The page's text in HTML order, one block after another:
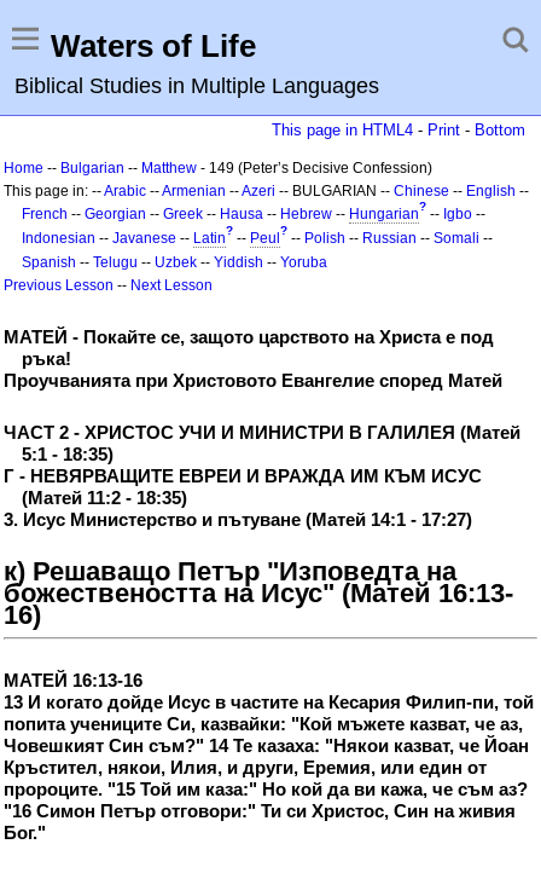
Waters of Life
Biblical Studies in Multiple Languages
This page in HTML4 - Print - Bottom
Home -- Bulgarian -- Matthew - 149 (Peter’s Decisive Confession)
This page in: --Arabic --Armenian --Azeri -- BULGARIAN -- Chinese -- English --
French -- Georgian -- Greek -- Hausa -- Hebrew -- Hungarian? -- Igbo --
Indonesian -- Javanese -- Latin? -- Peul ? -- Polish -- Russian -- Somali --
Spanish -- Telugu -- Uzbek -- Yiddish -- Yoruba
Previous Lesson -- Next Lesson
МАТЕЙ - Покайте се, защото царството на Христа е под
ръка!
Проучванията при Христовото Евангелие според Матей
ЧАСТ 2 - ХРИСТОС УЧИ И МИНИСТРИ В ГАЛИЛЕЯ (Матей
5:1 - 18:35)
Г - НЕВЯРВАЩИТЕ ЕВРЕИ И ВРАЖДА ИМ КЪМ ИСУС
(Матей 11:2 - 18:35)
3. Исус Министерство и пътуване (Матей 14:1 - 17:27)
к) Решаващо Петър "Изповедта на
божествеността на Исус" (Матей 16:13-
16)
МАТЕЙ 16:13-16
13 И когато дойде Исус в частите на Кесария Филип-пи, той
попита учениците Си, казвайки: "Кой мъжете казват, че аз,
Човешкият Син съм?" 14 Те казаха: "Някои казват, че Йоан
Кръстител, някои, Илия, и други, Еремия, или един от
пророците. "15 Той им каза:" Но кой да ви кажа, че съм аз?
"16 Симон Петър отговори:" Ти си Христос, Син на живия
Бог."